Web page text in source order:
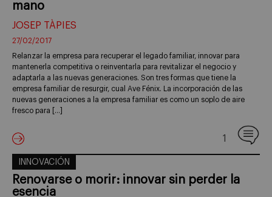
mano
JOSEP TÀPIES
27/02/2017
Relanzar la empresa para recuperar el legado familiar, innovar para
mantenerla competitiva o reinventarla para revitalizar el negocio y
adaptarla a las nuevas generaciones. Son tres formas que tiene la
empresa familiar de resurgir, cual Ave Fénix. La incorporación de las
nuevas generaciones a la empresa familiar es como un soplo de aire
fresco para […]
1
INNOVACIÓN
Renovarse o morir: innovar sin perder la
esencia